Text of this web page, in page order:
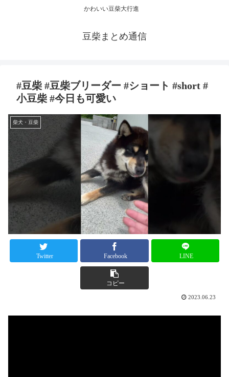
かわいい豆柴大行進
豆柴まとめ通信
#豆柴 #豆柴ブリーダー #ショート #short #
小豆柴 #今日も可愛い
柴犬・豆柴
Twitter Facebook LINE
コピー
2023.06.23